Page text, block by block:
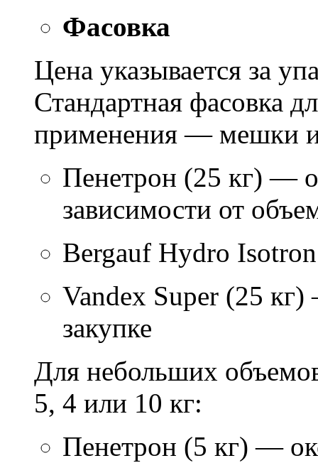
Фасовка
Цена указывается за
Стандартная фасовка
применения — мешки
Пенетрон (25 кг) —
зависимости от
Bergauf Hydro
Vandex Super (25
закупке
Для небольших
5, 4 или 10 кг:
Пенетрон (5 кг) —